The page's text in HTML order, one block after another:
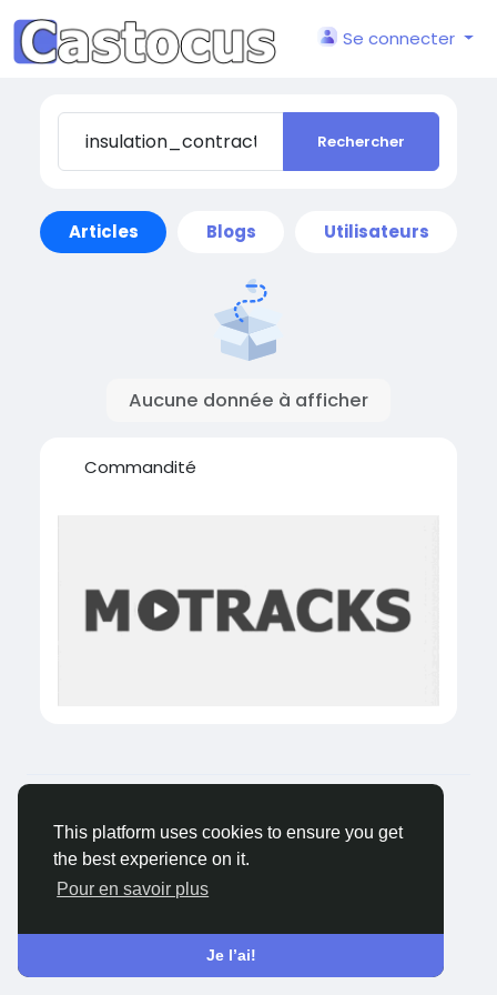
This platform uses cookies to ensure you get
the best experience on it.
Pour en savoir plus
Je l’ai!
Se connecter
Rechercher
Articles Blogs Utilisateurs
Aucune donnée à afficher
Commandité
Environ
Blogs Confidentialité
Conditions
générale de vente
Contactez nous